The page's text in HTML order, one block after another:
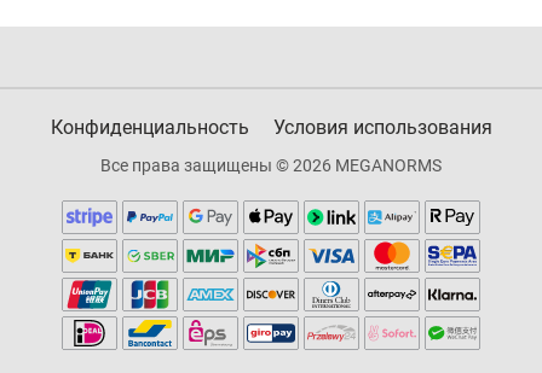
Конфиденциальность Условия использования
Все права защищены © 2026 MEGANORMS